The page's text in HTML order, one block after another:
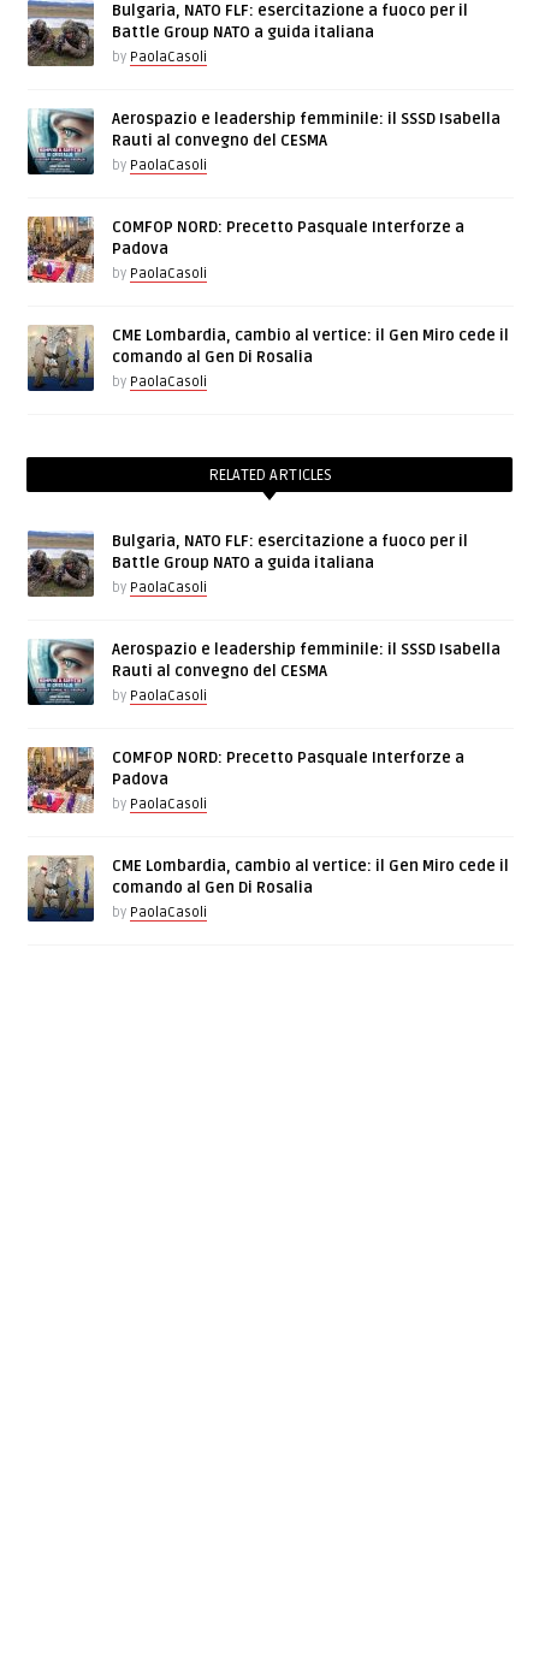
Bulgaria, NATO FLF: esercitazione a fuoco per il
Battle Group NATO a guida italiana
by PaolaCasoli
Aerospazio e leadership femminile: il SSSD Isabella
Rauti al convegno del CESMA
by PaolaCasoli
COMFOP NORD: Precetto Pasquale Interforze a
Padova
by PaolaCasoli
CME Lombardia, cambio al vertice: il Gen Miro cede il
comando al Gen Di Rosalia
by PaolaCasoli
RELATED ARTICLES
Bulgaria, NATO FLF: esercitazione a fuoco per il
Battle Group NATO a guida italiana
by PaolaCasoli
Aerospazio e leadership femminile: il SSSD Isabella
Rauti al convegno del CESMA
by PaolaCasoli
COMFOP NORD: Precetto Pasquale Interforze a
Padova
by PaolaCasoli
CME Lombardia, cambio al vertice: il Gen Miro cede il
comando al Gen Di Rosalia
by PaolaCasoli